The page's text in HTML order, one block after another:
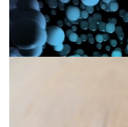
質摂取
④
コラム
2019.08.01
補酵素